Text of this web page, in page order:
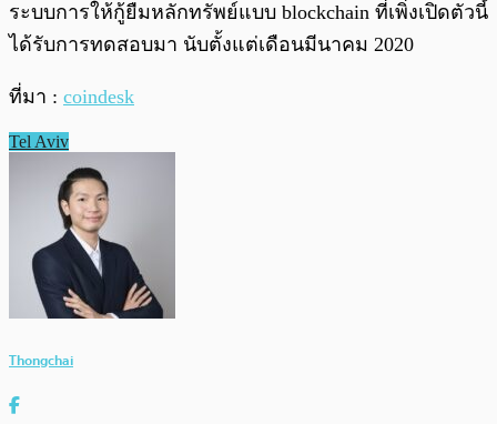
ระบบการให้กู้ยืมหลักทรัพย์แบบ blockchain ที่เพิ่งเปิดตัวนี้
ได้รับการทดสอบมา นับตั้งแต่เดือนมีนาคม 2020
ที่มา : coindesk
Tel Aviv
Thongchai